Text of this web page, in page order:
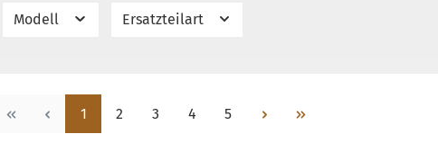
Modell Ersatzteilart
Seite
1 Seite
2 Seite
3 Seite
4 Seite
5